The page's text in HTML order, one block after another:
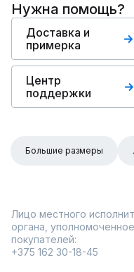
Нужна помощь?
Доставка и
примерка
Центр
поддержки
Большие размеры
Лицо местного
органа,
покупателей:
+375 162 30-18-45